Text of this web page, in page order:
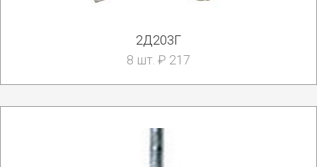
2Д203Г
8 шт. ₽ 217